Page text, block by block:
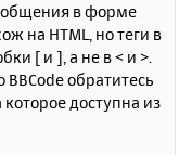
в форме
на HTML, но теги в
[ и ], а не в < и >.
обратитесь
которое доступна из